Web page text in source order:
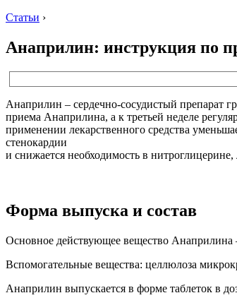
Статьи ›
Анаприлин: инструкция по
Анаприлин – сердечно-сосудистый препарат
приема Анаприлина, а к третьей неделе
применении лекарственного средства
стенокардии
и снижается необходимость в
Форма выпуска и состав
Основное действующее вещество Анаприлина
Вспомогательные вещества: целлюлоза
Анаприлин выпускается в форме таблеток в